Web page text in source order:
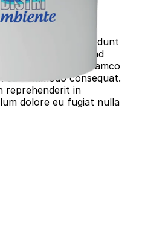
consectetur
tempor incididunt
aliqua. Ut enim ad
exercitation ullamco
ea commodo consequat.
reprehenderit in
dolore eu fugiat nulla